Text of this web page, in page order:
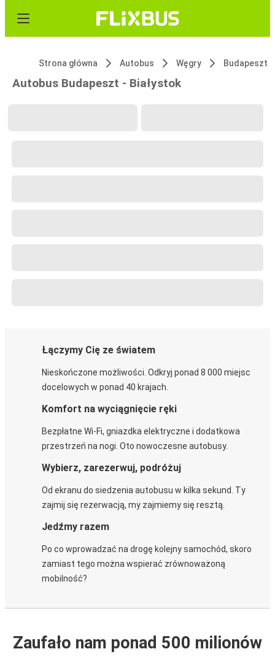
Strona główna Autobus Węgry Budapeszt
Autobus Budapeszt - Białystok
Łączymy Cię ze światem
Nieskończone możliwości. Odkryj ponad 8 000 miejsc
docelowych w ponad 40 krajach.
Komfort na wyciągnięcie ręki
Bezpłatne Wi-Fi, gniazdka elektryczne i dodatkowa
przestrzeń na nogi. Oto nowoczesne autobusy.
Wybierz, zarezerwuj, podróżuj
Od ekranu do siedzenia autobusu w kilka sekund. Ty
zajmij się rezerwacją, my zajmiemy się resztą.
Jedźmy razem
Po co wprowadzać na drogę kolejny samochód, skoro
zamiast tego można wspierać zrównoważoną
mobilność?
Zaufało nam ponad 500 milionów